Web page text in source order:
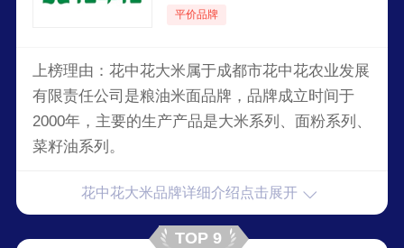
平价品牌
上榜理由：花中花大米属于成都市花中花农业发展
有限责任公司是粮油米面品牌，品牌成立时间于
2000年，主要的生产产品是大米系列、面粉系列、
菜籽油系列。
花中花大米品牌详细介绍点击展开
TOP 9